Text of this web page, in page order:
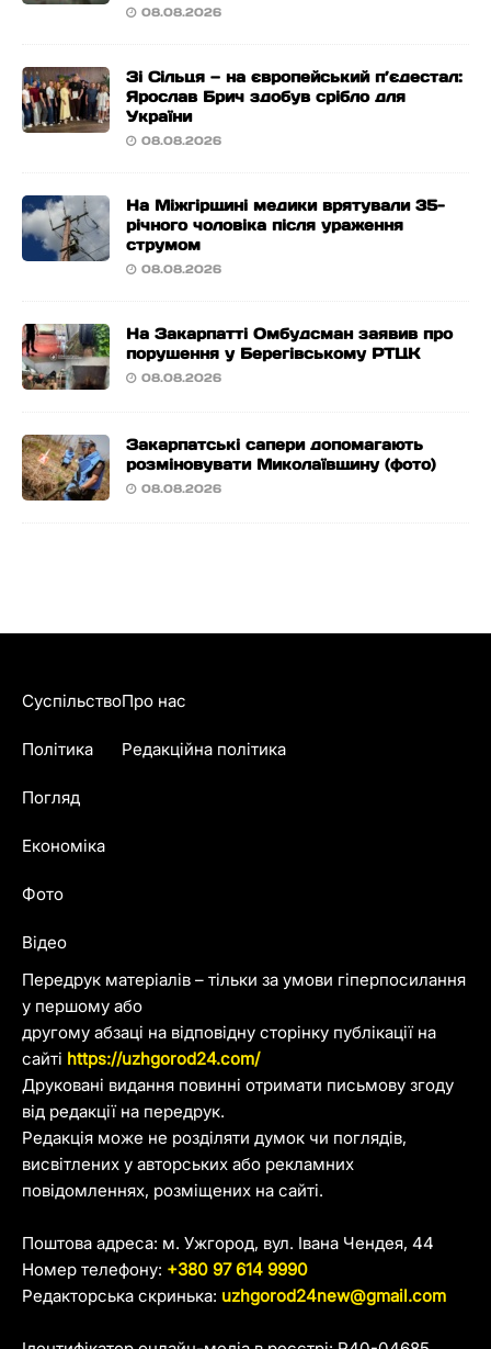
08.08.2026
Зі Сільця — на європейський п’єдестал:
Ярослав Брич здобув срібло для
України
08.08.2026
На Міжгірщині медики врятували 35-
річного чоловіка після ураження
струмом
08.08.2026
На Закарпатті Омбудсман заявив про
порушення у Берегівському РТЦК
08.08.2026
Закарпатські сапери допомагають
розміновувати Миколаївщину (фото)
08.08.2026
Передрук матеріалів – тільки за умови гіперпосилання
у першому або
другому абзаці на відповідну сторінку публікації на
сайті https://uzhgorod24.com/
Друковані видання повинні отримати письмову згоду
від редакції на передрук.
Редакція може не розділяти думок чи поглядів,
висвітлених у авторських або рекламних
повідомленнях, розміщених на сайті.
Поштова адреса: м. Ужгород, вул. Івана Чендея, 44
Номер телефону: +380 97 614 9990
Редакторська скринька: uzhgorod24new@gmail.com
Суспільство
Політика
Погляд
Економіка
Фото
Відео
Про нас
Редакційна політика